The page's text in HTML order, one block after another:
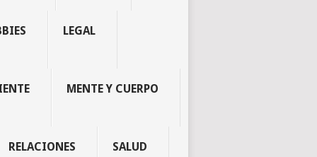
LEGAL
MENTE Y CUERPO
RELACIONES SALUD